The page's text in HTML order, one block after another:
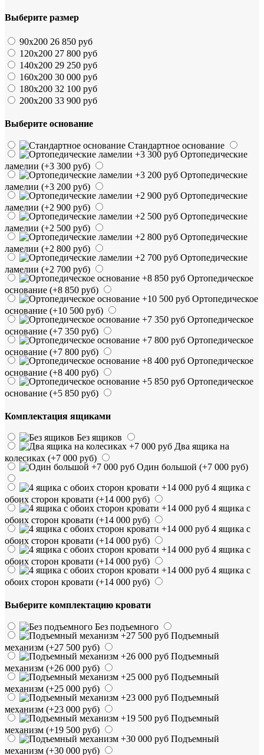
Выберите размер
90х200 26 850 руб
120х200 27 800 руб
140х200 29 250 руб
160х200 30 000 руб
180х200 32 100 руб
200х200 33 900 руб
Выберите основание
Стандартное основание
Ортопедические
ламелии (+3 300 руб)
Ортопедические
ламелии (+3 200 руб)
Ортопедические
ламелии (+2 900 руб)
Ортопедические
ламелии (+2 500 руб)
Ортопедические
ламелии (+2 800 руб)
Ортопедические
ламелии (+2 700 руб)
Ортопедическое
основание (+8 850 руб)
Ортопедическое
основание (+10 500 руб)
Ортопедическое
основание (+7 350 руб)
Ортопедическое
основание (+7 800 руб)
Ортопедическое
основание (+8 400 руб)
Ортопедическое
основание (+5 850 руб)
Комплектация ящиками
Без ящиков
Два ящика на
колесиках (+7 000 руб)
Один большой (+7 000 руб)
4 ящика с
обоих сторон кровати (+14 000 руб)
4 ящика с
обоих сторон кровати (+14 000 руб)
4 ящика с
обоих сторон кровати (+14 000 руб)
4 ящика с
обоих сторон кровати (+14 000 руб)
4 ящика с
обоих сторон кровати (+14 000 руб)
Выберите комплектацию кровати
Без подъемного
Подъемный
механизм (+27 500 руб)
Подъемный
механизм (+26 000 руб)
Подъемный
механизм (+25 000 руб)
Подъемный
механизм (+23 000 руб)
Подъемный
механизм (+19 500 руб)
Подъемный
механизм (+30 000 руб)